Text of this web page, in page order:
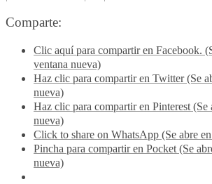
Comparte:
Clic aquí para compartir en Facebook.
ventana nueva)
Haz clic para compartir en Twitter (Se
nueva)
Haz clic para compartir en Pinterest (Se
nueva)
Click to share on WhatsApp (Se abre
Pincha para compartir en Pocket (Se
nueva)